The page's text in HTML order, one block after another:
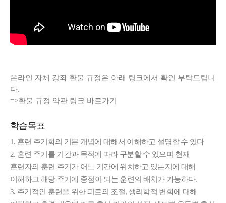
온라인 자체 강좌 환불 규정은 아래 링크에서 확인 부탁드립니
다.
=>환불 규정 약관 링크 바로가기
학습목표
1. 훈련 주기화의 기본 개념에 대해서 이해하고 설명할 수 있다
2. 훈련 주기를 기간과 목적에 따라 구분할 수 있으며 현재
훈련자의 훈련 주기가 어느 기간에 위치하고 있는지에 대해
이해하고 해당 주기에 중점이 되는 훈련의 배치가 가능하다.
3. 주기적인 훈련을 위한 피로의 조절, 생리학적 변화에 대해